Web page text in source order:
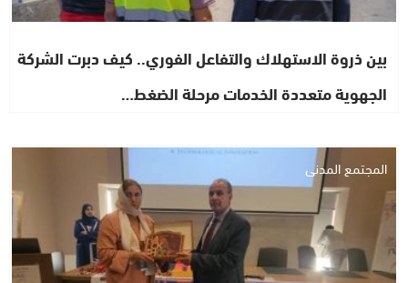
بين ذروة الاستهلاك والتفاعل الفوري.. كيف دبرت الشركة
الجهوية متعددة الخدمات مرحلة الضغط…
المجتمع المدني